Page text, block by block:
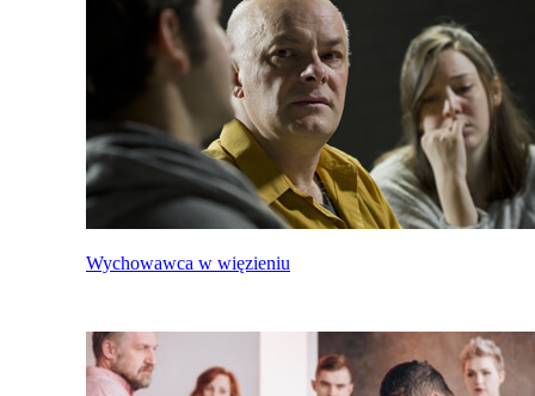
Wychowawca w więzieniu